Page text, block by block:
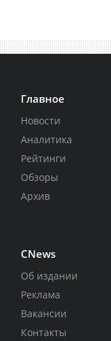
Главное
Новости
Аналитика
Рейтинги
Обзоры
Архив
CNews
Об издании
Реклама
Вакансии
Контакты